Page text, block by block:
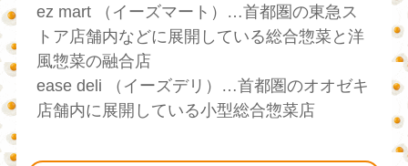
ez mart （イーズマート）…首都圏の東急ス
トア店舗内などに展開している総合惣菜と洋
風惣菜の融合店
ease deli （イーズデリ）…首都圏のオオゼキ
店舗内に展開している小型総合惣菜店